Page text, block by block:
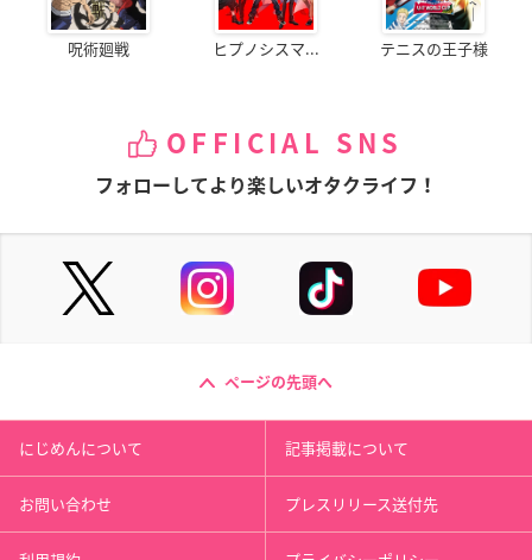
呪術廻戦 ヒプノシスマ... テニスの王子様
OFFICIAL SNS
フォローしてより楽しいオタクライフ！
ページの先頭へ
にじめんについて 記事掲載について
お問い合わせ プレスリリース送付先